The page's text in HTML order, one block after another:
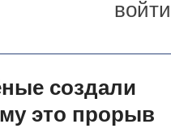
войти
создали
это прорыв